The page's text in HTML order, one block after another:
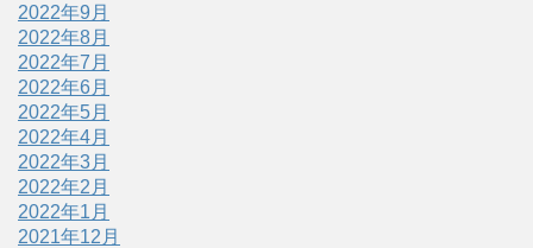
2022年9月
2022年8月
2022年7月
2022年6月
2022年5月
2022年4月
2022年3月
2022年2月
2022年1月
2021年12月